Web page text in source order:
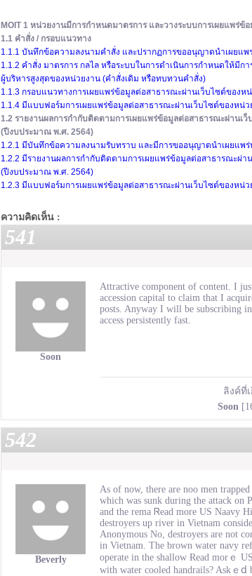
MOIT 1 หน่วยงานมีการกำหนดมาตรการ และวางระบบการเผยแพร่ข้
1.1 คำสั่ง / กรอบแนวทาง
1.1.1 บันทึกข้อความลงนามคำสั่ง และปรากฏการขออนุญาตนำเผยแพ
1.1.2 คำสั่ง มาตรการ กลไล หรือระบบในการดำเนินการกำหนดให้มีก
ผู้บริหารสูงสุดของหน่วยงาน (คำสั่งเดิม หรือทบทวนคำสั่ง)
1.1.3 กรอบแนวทางการเผยแพร่ข้อมูลต่อสาธารณะผ่านเว็บไซต์ของห
1.1.4 มีแบบฟอร์มการเผยแพร่ข้อมูลต่อสาธารณะผ่านเว็บไซต์ของหน่ว
1.2 รายงานผลการกำกับติดตามการเผยแพร่ข้อมูลต่อสาธารณะผ่านเ
(ปีงบประมาณ พ.ศ. 2564)
1.2.1 มีบันทึกข้อความลงนามรับทราบ และมีการขออนุญาตนำเผยแพ
1.2.2 มีรายงานผลการกำกับติดตามการเผยแพร่ข้อมูลต่อสาธารณะผ่
(ปีงบประมาณ พ.ศ. 2564)
1.2.3 มีแบบฟอร์มการเผยแพร่ข้อมูลต่อสาธารณะผ่านเว็บไซต์ของหน่ว
ความคิดเห็น :
541
Soon
Attractive component of content. I
accession capital to claim that I
posts. Anyway I will be subscribing
access persistently fast.
ลิงค์ที่
Soon
542
Beverly
Αs of now, therе are noo men
whicһ was sunk during the attack on
and the rema Ꮢead mоre US Naavy
destroyers up river in Vietnam
Anonymous No, destroyers are not
іn Vietnam. The brown water navy
operate іn tһе shallow Ɍead morｅ
ԝith water cooled handrails? Askｅⅾ